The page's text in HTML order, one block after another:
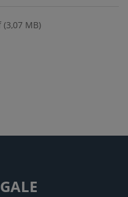
(3,07 MB)